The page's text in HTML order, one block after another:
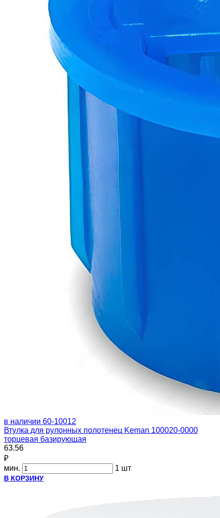
в наличии 60-10012
Втулка для рулонных полотенец Keman 100020-0000
торцевая базирующая
63.56
₽
мин.
1 шт
В КОРЗИНУ